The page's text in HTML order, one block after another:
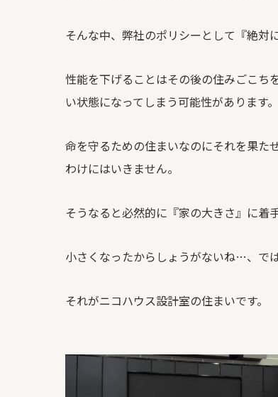
そんな中、弊社のポリシーとして『絶対
性能を下げることはその後の住みごこち
い状態になってしまう可能性があります。
命を守るための住まいなのにそれを果た
わけにはいきません。
そうなると必然的に『家の大きさ』に着
小さくなったからしょうがないね…、で
それがニコハウス設計室の住まいです。